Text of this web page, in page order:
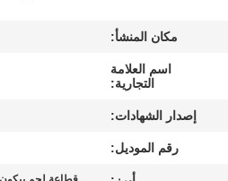
مراقبة
الجودة
اتصل
مكان المنشأ:
اسم العلامة
التجارية:
إصدار الشهادات:
رقم الموديل: